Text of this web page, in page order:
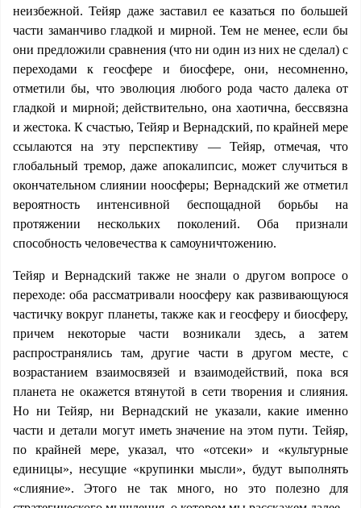
неизбежной. Тейяр даже заставил ее казаться по большей
части заманчиво гладкой и мирной. Тем не менее, если бы
они предложили сравнения (что ни один из них не сделал) с
переходами к геосфере и биосфере, они, несомненно,
отметили бы, что эволюция любого рода часто далека от
гладкой и мирной; действительно, она хаотична, бессвязна
и жестока. К счастью, Тейяр и Вернадский, по крайней мере
ссылаются на эту перспективу — Тейяр, отмечая, что
глобальный тремор, даже апокалипсис, может случиться в
окончательном слиянии ноосферы; Вернадский же отметил
вероятность интенсивной беспощадной борьбы на
протяжении нескольких поколений. Оба признали
способность человечества к самоуничтожению.
Тейяр и Вернадский также не знали о другом вопросе о
переходе: оба рассматривали ноосферу как развивающуюся
частичку вокруг планеты, также как и геосферу и биосферу,
причем некоторые части возникали здесь, а затем
распространялись там, другие части в другом месте, с
возрастанием взаимосвязей и взаимодействий, пока вся
планета не окажется втянутой в сети творения и слияния.
Но ни Тейяр, ни Вернадский не указали, какие именно
части и детали могут иметь значение на этом пути. Тейяр,
по крайней мере, указал, что «отсеки» и «культурные
единицы», несущие «крупинки мысли», будут выполнять
«слияние». Этого не так много, но это полезно для